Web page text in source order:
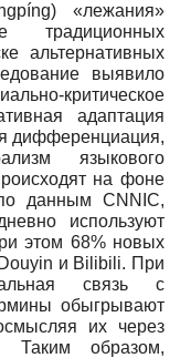
«лежания»
традиционных
альтернативных
выявило
критическое
адаптация
дифференциация,
языкового
на фоне
данным CNNIC,
используют
этом 68% новых
и Bilibili. При
связь с
обыгрывают
их через
Таким образом,